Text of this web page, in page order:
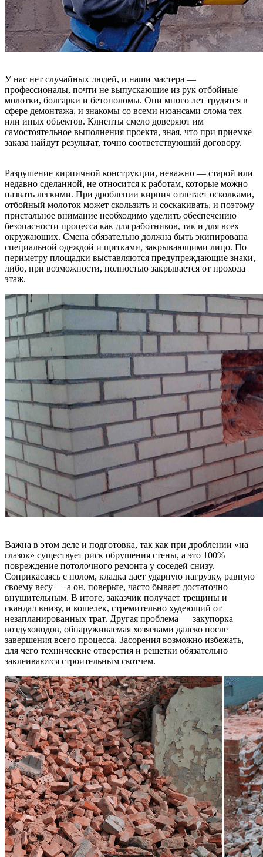
У нас нет случайных людей, и наши мастера —
профессионалы, почти не выпускающие из рук отбойные
молотки, болгарки и бетоноломы. Они много лет трудятся в
сфере демонтажа, и знакомы со всеми нюансами слома тех
или иных объектов. Клиенты смело доверяют им
самостоятельное выполнения проекта, зная, что при приемке
заказа найдут результат, точно соответствующий договору.
Разрушение кирпичной конструкции, неважно — старой или
недавно сделанной, не относится к работам, которые можно
назвать легкими. При дроблении кирпич отлетает осколками,
отбойный молоток может скользить и соскакивать, и поэтому
пристальное внимание необходимо уделить обеспечению
безопасности процесса как для работников, так и для всех
окружающих. Смена обязательно должна быть экипирована
специальной одеждой и щитками, закрывающими лицо. По
периметру площадки выставляются предупреждающие знаки,
либо, при возможности, полностью закрывается от прохода
этаж.
Важна в этом деле и подготовка, так как при дроблении «на
глазок» существует риск обрушения стены, а это 100%
повреждение потолочного ремонта у соседей снизу.
Соприкасаясь с полом, кладка дает ударную нагрузку, равную
своему весу — а он, поверьте, часто бывает достаточно
внушительным. В итоге, заказчик получает трещины и
скандал внизу, и кошелек, стремительно худеющий от
незапланированных трат. Другая проблема — закупорка
воздуховодов, обнаруживаемая хозяевами далеко после
завершения всего процесса. Засорения возможно избежать,
для чего технические отверстия и решетки обязательно
заклеиваются строительным скотчем.